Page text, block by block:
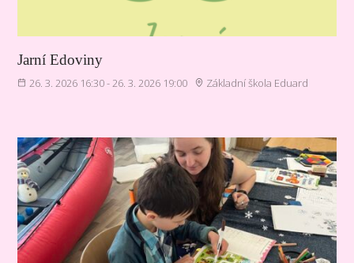
Jarní Edoviny
26. 3. 2026 16:30 - 26. 3. 2026 19:00 Základní škola Eduard